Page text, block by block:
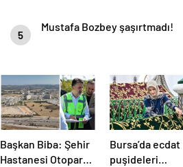
5
Mustafa Bozbey şaşırtmadı!
Başkan Biba: Şehir
Hastanesi Otoparkı
Bursa’da ecdat
puşideleri